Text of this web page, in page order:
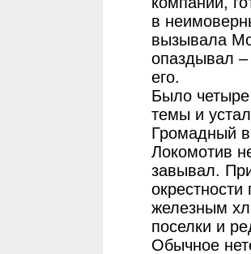
в
вызывала
опаздывал
его.
Было
темы и
Громадный
Локомотив
завывал.
железным
поселки и
Обычное